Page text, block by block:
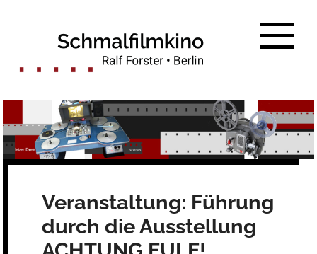
Veranstaltung: Führung
durch die Ausstellung